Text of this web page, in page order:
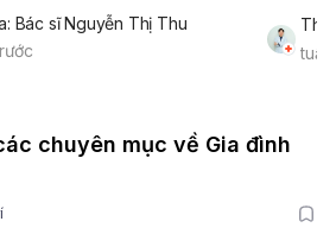
ngủ trọn vẹn
Bác sĩ Nguyễn Thị Thu
da
chuyên mục về Gia đình